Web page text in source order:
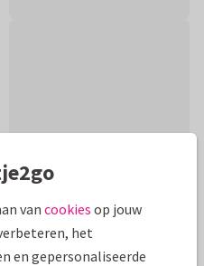
van cookies op jouw
het
en gepersonaliseerde